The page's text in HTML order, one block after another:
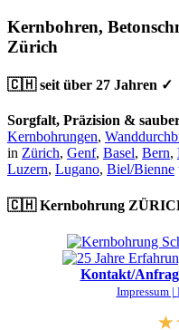
Kernbohren,
Zürich
🇨🇭 seit über 27 Jahren ✓
Sorgfalt, Präzision &
Kernbohrungen,
in Zürich, Genf, Basel, Bern,
Luzern, Lugano, Biel/Bienne
🇨🇭 Kernbohrung
Kontakt/
Impressum |